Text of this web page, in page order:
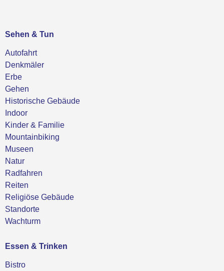
Sehen & Tun
Autofahrt
Denkmäler
Erbe
Gehen
Historische Gebäude
Indoor
Kinder & Familie
Mountainbiking
Museen
Natur
Radfahren
Reiten
Religiöse Gebäude
Standorte
Wachturm
Essen & Trinken
Bistro